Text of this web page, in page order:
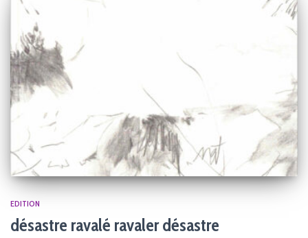
EDITION
désastre ravalé ravaler désastre